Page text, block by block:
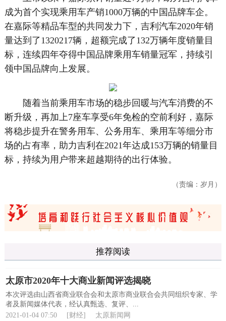
成为首个实现乘用车产销1000万辆的中国品牌车企。
在嘉际等精品车型的共同发力下，吉利汽车2020年销
量达到了1320217辆，超额完成了132万辆年度销量目
标，连续四年夺得中国品牌乘用车销量冠军，持续引
领中国品牌向上发展。
随着当前乘用车市场的稳步回暖与汽车消费的不
断升级，再加上7座车享受6年免检的空前利好，嘉际
将稳步提升在警务用车、公务用车、乘用车等细分市
场的占有率，助力吉利在2021年达成153万辆的销量目
标，持续为用户带来超越期待的出行体验。
（责编：岁月）
推荐阅读
太原市2020年十大商业新闻评选揭晓
本次评选由山西省商业联合会和太原市商业联合会共同组织专家、学
者及新闻媒体代表，经认真甄选、复评、...
2021-01-04 07:50
[财经] 太原新闻网